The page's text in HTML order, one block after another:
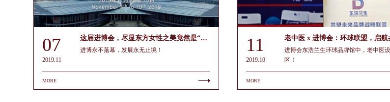
07
2019.11
这届进博会，尽显东方女性之美竟然是“她”！
进博永不落幕，发展永无止境！
MORE
11
2019.10
老中医 x 进博会：环球联盟，启航
进博会东浩兰生环球品牌馆中，老中医
区！
MORE